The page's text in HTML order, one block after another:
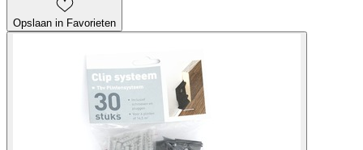
Opslaan in Favorieten